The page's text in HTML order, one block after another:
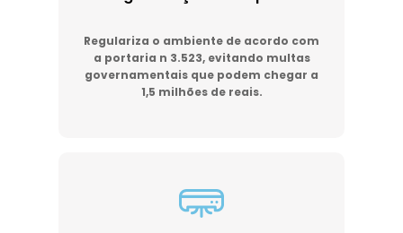
Regulariza o ambiente de acordo com
a portaria n 3.523, evitando multas
governamentais que podem chegar a
1,5 milhões de reais.